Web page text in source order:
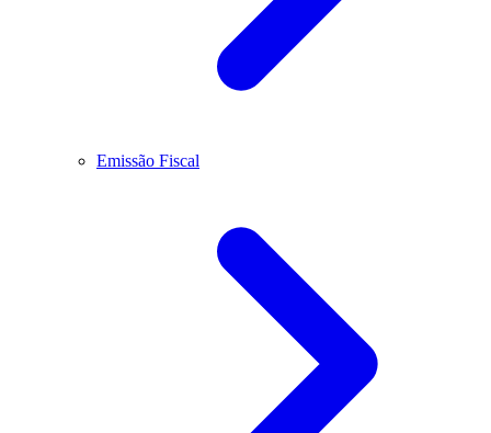
Emissão Fiscal